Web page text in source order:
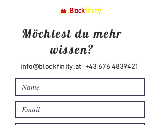
Möchtest du mehr
wissen?
info@blockfinity.at +43 676 4839421